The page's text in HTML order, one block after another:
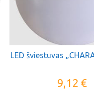
LED šviestuvas
9,12 €